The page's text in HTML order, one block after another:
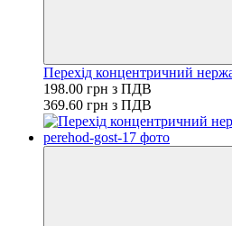
Перехід концентричний
198.00 грн з ПДВ
369.60 грн з ПДВ